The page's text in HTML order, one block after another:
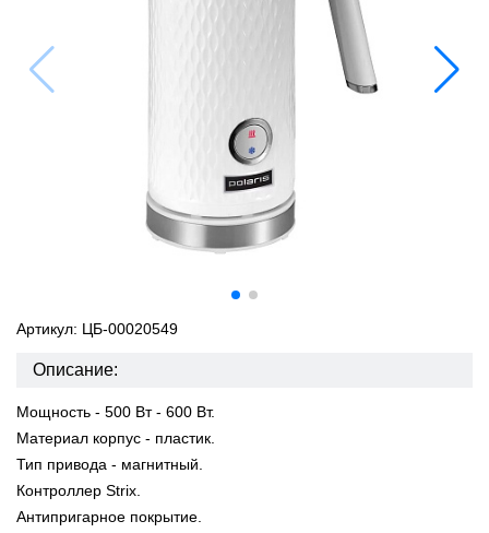
Артикул: ЦБ-00020549
Описание:
Мощность - 500 Вт - 600 Вт.
Материал корпус - пластик.
Тип привода - магнитный.
Контроллер Strix.
Антипригарное покрытие.